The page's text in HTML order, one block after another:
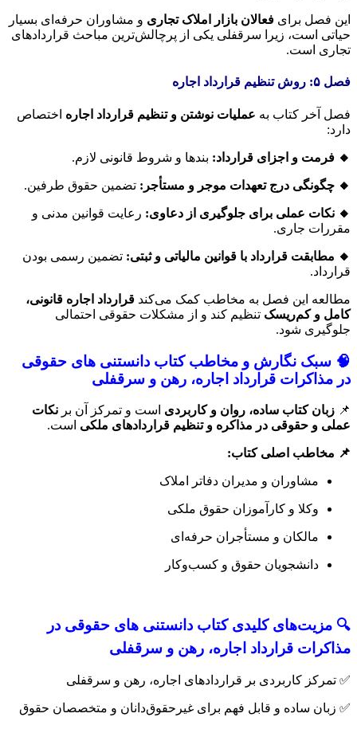
این فصل برای فعالان بازار املاک تجاری و مشاوران حرفه‌ای بسیار
حیاتی است، زیرا سرقفلی یکی از پرچالش‌ترین مباحث قراردادهای
تجاری است.
فصل ۵: روش تنظیم قرارداد اجاره
فصل آخر کتاب به عملیات نوشتن و تنظیم قرارداد اجاره اختصاص
دارد:
🔸 فرمت و اجزای قرارداد: بندها و شروط قانونی لازم.
🔸 چگونگی درج تعهدات موجر و مستأجر: تضمین حقوق طرفین.
🔸 نکات عملی برای جلوگیری از دعاوی: رعایت قوانین مدنی و
مقررات جاری.
🔸 مطابقت قرارداد با قوانین مالیاتی و ثبتی: تضمین رسمی بودن
قرارداد.
مطالعه این فصل به مخاطب کمک می‌کند قرارداد اجاره قانونی،
کامل و کم‌ریسک تنظیم کند و از مشکلات حقوقی احتمالی
جلوگیری شود.
🧠 سبک نگارش و مخاطب کتاب دانستنی های حقوقی
در مذاکرات قرارداد اجاره، رهن و سرقفلی
📌 زبان کتاب ساده، روان و کاربردی است و تمرکز آن بر نکات
عملی و حقوقی در مذاکره و تنظیم قراردادهای ملکی است.
📌 مخاطب اصلی کتاب:
مشاوران و مدیران دفاتر املاک
وکلا و کارآموزان حقوق ملکی
مالکان و مستأجران حرفه‌ای
دانشجویان حقوق و کسب‌وکار
🔍 مزیت‌های کلیدی کتاب دانستنی های حقوقی در
مذاکرات قرارداد اجاره، رهن و سرقفلی
✅ تمرکز کاربردی بر قراردادهای اجاره، رهن و سرقفلی
✅ زبان ساده و قابل فهم برای غیرحقوق‌دانان و متخصصان حقوق